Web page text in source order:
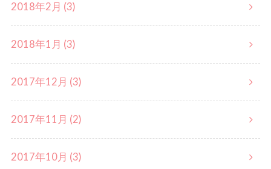
2018年2月 (3)
2018年1月 (3)
2017年12月 (3)
2017年11月 (2)
2017年10月 (3)